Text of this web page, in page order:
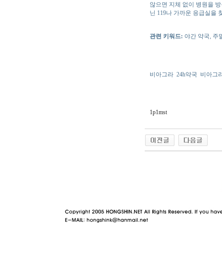
않으면 지체 없이 병원을
닌 119나 가까운 응급실을
관련 키워드: 야간 약국, 주
비아그라 24h약국 비아그
1p1mst